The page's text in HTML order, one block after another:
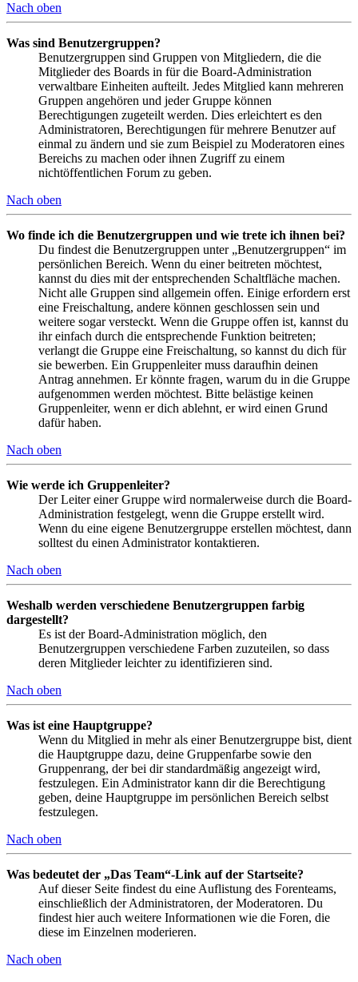
Nach oben
Was sind Benutzergruppen?
Benutzergruppen sind Gruppen von Mitgliedern, die die
Mitglieder des Boards in für die Board-Administration
verwaltbare Einheiten aufteilt. Jedes Mitglied kann mehreren
Gruppen angehören und jeder Gruppe können
Berechtigungen zugeteilt werden. Dies erleichtert es den
Administratoren, Berechtigungen für mehrere Benutzer auf
einmal zu ändern und sie zum Beispiel zu Moderatoren eines
Bereichs zu machen oder ihnen Zugriff zu einem
nichtöffentlichen Forum zu geben.
Nach oben
Wo finde ich die Benutzergruppen und wie trete ich ihnen bei?
Du findest die Benutzergruppen unter „Benutzergruppen“ im
persönlichen Bereich. Wenn du einer beitreten möchtest,
kannst du dies mit der entsprechenden Schaltfläche machen.
Nicht alle Gruppen sind allgemein offen. Einige erfordern erst
eine Freischaltung, andere können geschlossen sein und
weitere sogar versteckt. Wenn die Gruppe offen ist, kannst du
ihr einfach durch die entsprechende Funktion beitreten;
verlangt die Gruppe eine Freischaltung, so kannst du dich für
sie bewerben. Ein Gruppenleiter muss daraufhin deinen
Antrag annehmen. Er könnte fragen, warum du in die Gruppe
aufgenommen werden möchtest. Bitte belästige keinen
Gruppenleiter, wenn er dich ablehnt, er wird einen Grund
dafür haben.
Nach oben
Wie werde ich Gruppenleiter?
Der Leiter einer Gruppe wird normalerweise durch die Board-
Administration festgelegt, wenn die Gruppe erstellt wird.
Wenn du eine eigene Benutzergruppe erstellen möchtest, dann
solltest du einen Administrator kontaktieren.
Nach oben
Weshalb werden verschiedene Benutzergruppen farbig
dargestellt?
Es ist der Board-Administration möglich, den
Benutzergruppen verschiedene Farben zuzuteilen, so dass
deren Mitglieder leichter zu identifizieren sind.
Nach oben
Was ist eine Hauptgruppe?
Wenn du Mitglied in mehr als einer Benutzergruppe bist, dient
die Hauptgruppe dazu, deine Gruppenfarbe sowie den
Gruppenrang, der bei dir standardmäßig angezeigt wird,
festzulegen. Ein Administrator kann dir die Berechtigung
geben, deine Hauptgruppe im persönlichen Bereich selbst
festzulegen.
Nach oben
Was bedeutet der „Das Team“-Link auf der Startseite?
Auf dieser Seite findest du eine Auflistung des Forenteams,
einschließlich der Administratoren, der Moderatoren. Du
findest hier auch weitere Informationen wie die Foren, die
diese im Einzelnen moderieren.
Nach oben